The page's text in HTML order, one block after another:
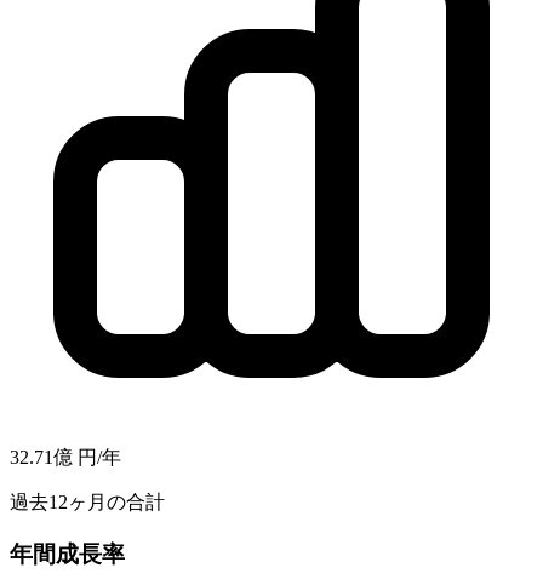
32.71億 円/年
過去12ヶ月の合計
年間成長率